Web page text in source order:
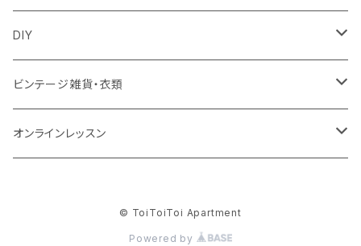
サロペット
ベスト
ジャケット
アクセサリー
ターバン
ブローチ
カトラリー
器
キッチン雑貨
ズールーバスケット
トンガバスケット
鏡
ウォールハンガー
照明
ccocoiro accessory
glass accessory tubu
fuji-gallery
DIY
マスキングテープ
ウィリアムモリス
壁紙
ビンテージ雑貨・衣類
食器
オンラインレッスン
© ToiToiToi Apartment
Powered by